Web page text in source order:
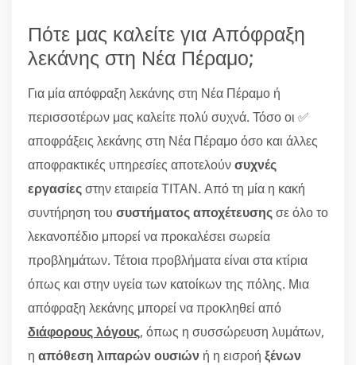
Πότε μας καλείτε για Απόφραξη
λεκάνης στη Νέα Πέραμο;
Για μία απόφραξη λεκάνης στη Νέα Πέραμο ή
περισσοτέρων μας καλείτε πολύ συχνά. Τόσο οι ✅
αποφράξεις λεκάνης στη Νέα Πέραμο όσο και άλλες
αποφρακτικές υπηρεσίες αποτελούνσυχνές
εργασίεςστην εταιρεία ΤΙΤΑΝ. Από τη μία η κακή
συντήρηση του συστήματος αποχέτευσηςσε όλο το
λεκανοπέδιο μπορεί να προκαλέσει σωρεία
προβλημάτων. Τέτοια προβλήματα είναι στα κτίρια
όπως και στην υγεία των κατοίκων της πόλης. Μια
απόφραξη λεκάνης μπορεί να προκληθεί από
διάφορους λόγους, όπως η συσσώρευση λυμάτων,
η απόθεση λιπαρών ουσιών ή η εισροή ξένων